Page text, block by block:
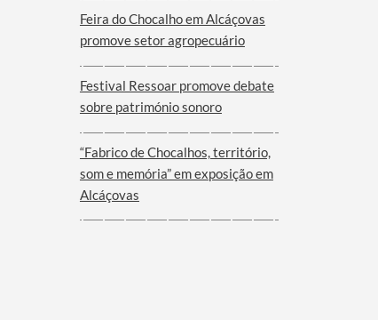
Feira do Chocalho em Alcáçovas
promove setor agropecuário
Festival Ressoar promove debate
sobre património sonoro
“Fabrico de Chocalhos, território,
som e memória” em exposição em
Alcáçovas